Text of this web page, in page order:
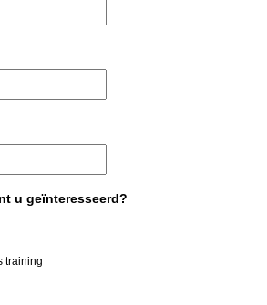
u geïnteresseerd?
training